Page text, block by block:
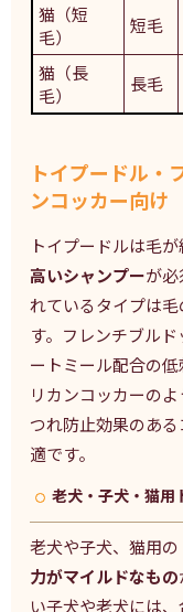
猫（短
毛）
短毛
猫（長
毛）
長毛
トイプードル・
ンコッカー向け
トイプードルは毛
高いシャンプーが
れているタイプは
す。フレンチブル
ートミール配合の
リカンコッカーの
つれ防止効果のあ
適です。
老犬・子犬・猫用
老犬や子犬、猫用
力がマイルドなもの
い子犬や老犬には